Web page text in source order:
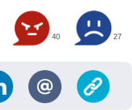
40 27